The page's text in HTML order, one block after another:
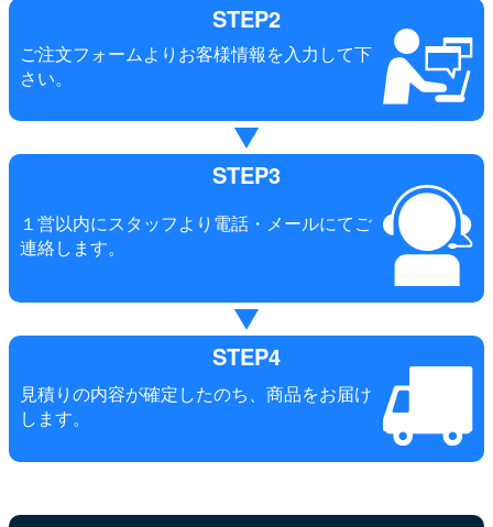
STEP2
ご注文フォームよりお客様情報を入力して下
さい。
STEP3
１営以内にスタッフより電話・メールにてご
連絡します。
STEP4
見積りの内容が確定したのち、商品をお届け
します。